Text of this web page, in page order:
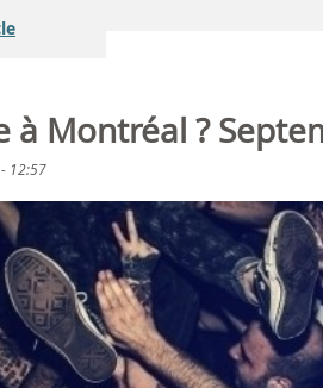
à Montréal ?
12:57